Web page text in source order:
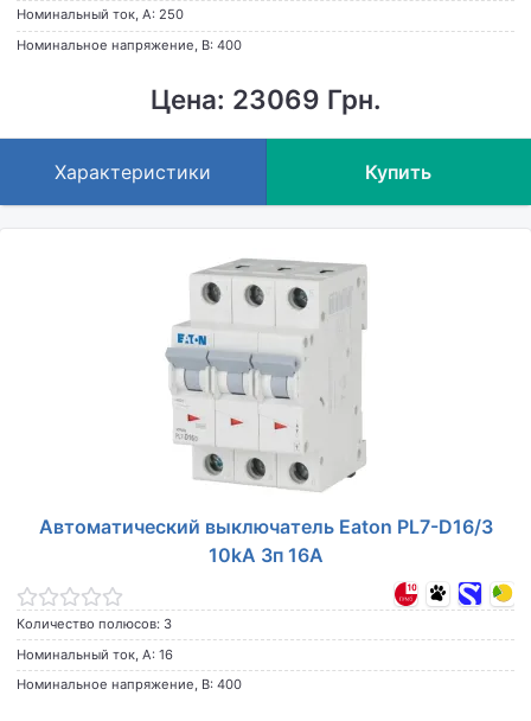
Номинальный ток, А: 250
Номинальное напряжение, В: 400
Цена: 23069 Грн.
Характеристики Купить
Автоматический выключатель Eaton PL7-D16/3
10kA 3п 16A
Количество полюсов: 3
Номинальный ток, А: 16
Номинальное напряжение, В: 400